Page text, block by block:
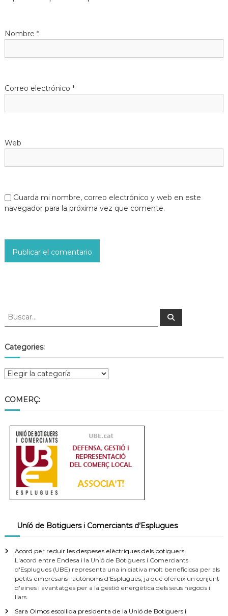
Nombre *
Correo electrónico *
Web
Guarda mi nombre, correo electrónico y web en este
navegador para la próxima vez que comente.
Categories:
COMERÇ:
Uníó de Botiguers i Comerciants d’Esplugues
Acord per reduir les despeses elèctriques dels botiguers
L'acord entre Endesa i la Unió de Botiguers i Comerciants
d'Esplugues (UBE) representa una iniciativa molt beneficiosa per als
petits empresaris i autònoms d'Esplugues, ja que ofereix un conjunt
d'eines i avantatges per a la gestió energètica dels seus negocis i
llars.
Sara Olmos escollida presidenta de la Unió de Botiguers i